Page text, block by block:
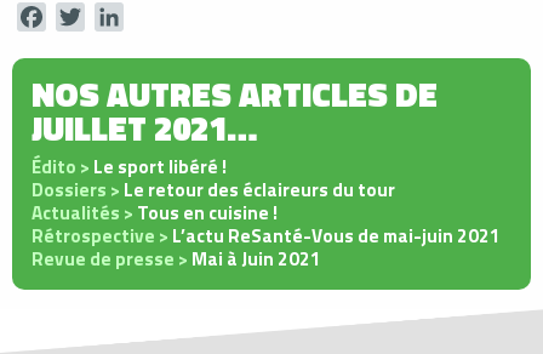
FacebookTwitter
NOS AUTRES ARTICLES DE
JUILLET 2021…
Édito > Le sport libéré !
Dossiers > Le retour des éclaireurs du tour
Actualités > Tous en cuisine !
Rétrospective > L’actu ReSanté-Vous de mai-juin 2021
Revue de presse > Mai à Juin 2021